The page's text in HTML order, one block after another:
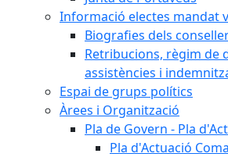
Informació electes mandat
Biografies dels
Retribucions, règim de
assistències i
Espai de grups polítics
Àrees i Organització
Pla de Govern - Pla
Pla d'Actuació